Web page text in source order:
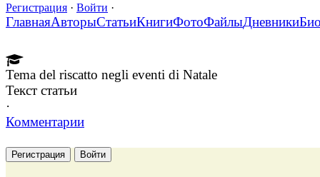
Регистрация · Войти ·
ГлавнаяАвторыСтатьиКнигиФотоФайлыДневники
Tema del riscatto negli eventi di Natale
Текст статьи
·
Комментарии
Регистрация Войти